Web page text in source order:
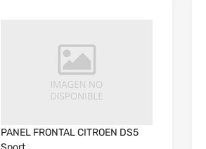
PANEL FRONTAL CITROEN DS5